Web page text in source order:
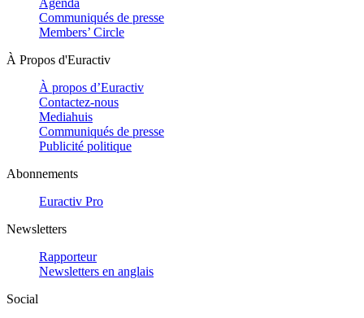
Communiqués de presse
Members’ Circle
À Propos d'Euractiv
À propos d’Euractiv
Contactez-nous
Mediahuis
Communiqués de presse
Publicité politique
Abonnements
Euractiv Pro
Newsletters
Rapporteur
Newsletters en anglais
Social